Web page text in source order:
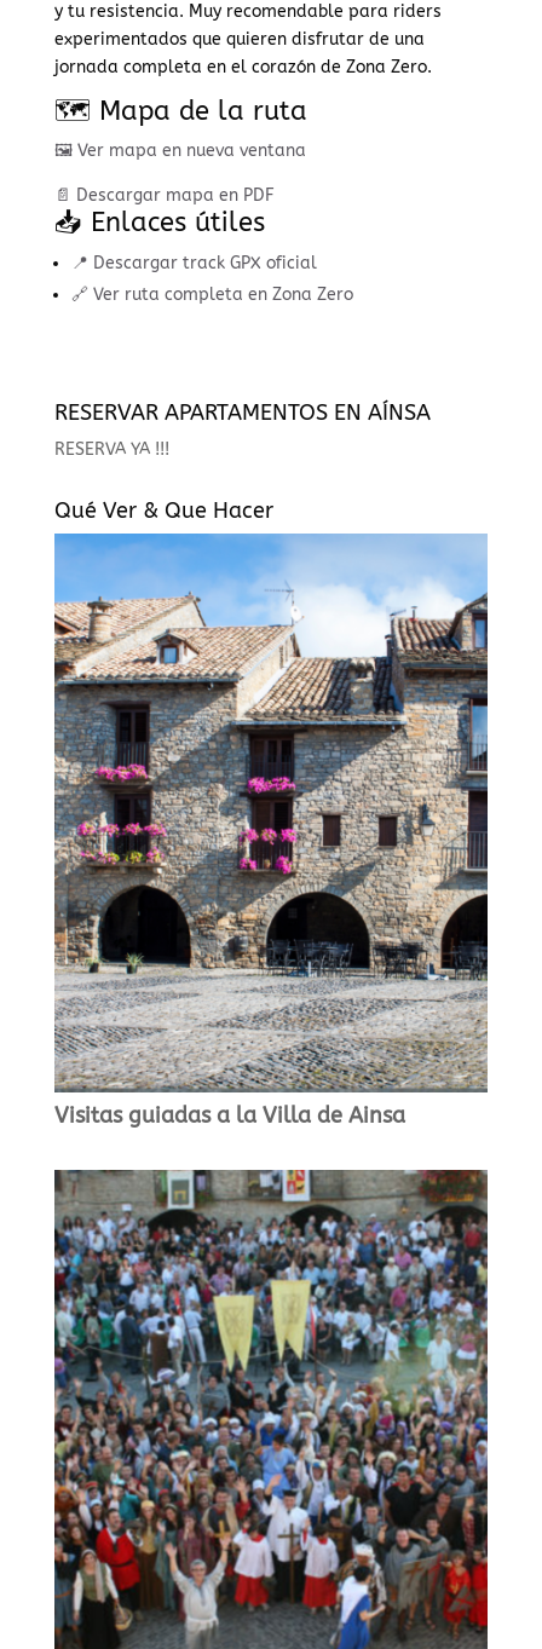
y tu resistencia. Muy recomendable para riders
experimentados que quieren disfrutar de una
jornada completa en el corazón de Zona Zero.
🗺️ Mapa de la ruta
🖼️ Ver mapa en nueva ventana
📄 Descargar mapa en PDF
📥 Enlaces útiles
📍 Descargar track GPX oficial
🔗 Ver ruta completa en Zona Zero
RESERVAR APARTAMENTOS EN AÍNSA
RESERVA YA !!!
Qué Ver & Que Hacer
Visitas guiadas a la Villa de Ainsa